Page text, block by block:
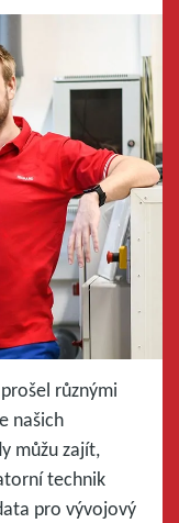
různými
našich
můžu zajít,
technik
pro vývojový